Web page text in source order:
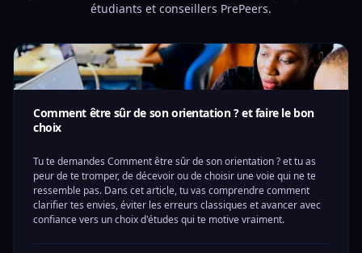
étudiants et conseillers PrePeers.
Comment être sûr de son orientation ? et faire le bon
choix
Tu te demandes Comment être sûr de son orientation ? et tu as
peur de te tromper, de décevoir ou de choisir une voie qui ne te
ressemble pas. Dans cet article, tu vas comprendre comment
clarifier tes envies, éviter les erreurs classiques et avancer avec
confiance vers un choix d'études qui te motive vraiment.